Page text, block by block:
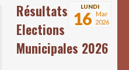
LUNDI
16 Mar
2026
Résultats
Elections
Municipales 2026